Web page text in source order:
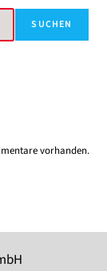
SUCHEN
vorhanden.